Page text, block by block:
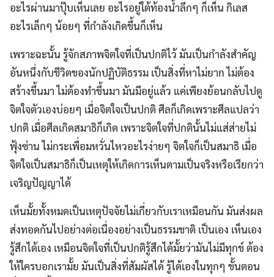
อะไรผ่านมาปุ๊บเห็นเลย อะไรอยู่ใต้ท้องน้ำลึกๆ ก็เห็น กิเลส
อะไรเล็กๆ น้อยๆ ที่กำลังเกิดขึ้นก็เห็น
เพราะฉะนั้น รู้จักสภาพจิตใจที่เป็นปกติไว้ มันเป็นกำลังสำคัญ
อันหนึ่งกับชีวิตของนักปฏิบัติธรรม เป็นสิ่งที่หาไม่ยาก ไม่ต้อง
สร้างขึ้นมา ไม่ต้องทำขึ้นมา มันมีอยู่แล้ว แค่เพียงย้อนกลับไปดู
จิตใจตัวเองบ่อยๆ เมื่อจิตใจเป็นปกติ ศีลก็เกิดเพราะศีลแปลว่า
ปกติ เมื่อศีลเกิดสมาธิก็เกิด เพราะจิตใจที่ปกตินั้นไม่แส่ส่ายไม่
ฟุ้งซ่าน ไม่กระเพื่อมหวั่นไหวอะไรง่ายๆ จิตใจก็เป็นสมาธิ เมื่อ
จิตใจเป็นสมาธิก็เป็นเหตุให้เกิดการเห็นตามเป็นจริงหรือเรียกว่า
เจริญปัญญาได้
เห็นมั้ยทั้งหมดเป็นเหตุปัจจัยไม่เกี่ยวกับเราเหมือนกัน มันส่งผล
ส่งทอดกันไปอย่างต่อเนื่องอย่างเป็นธรรมชาติ เป็นเอง เห็นเอง
รู้สึกได้เอง เหมือนจิตใจที่เป็นปกติรู้สึกได้มั้ยว่ามันไม่มีทุกข์ ต้อง
ให้ใครบอกเรามั้ย มันเป็นสิ่งที่สัมผัสได้ รู้ได้เองในทุกๆ ขั้นตอน